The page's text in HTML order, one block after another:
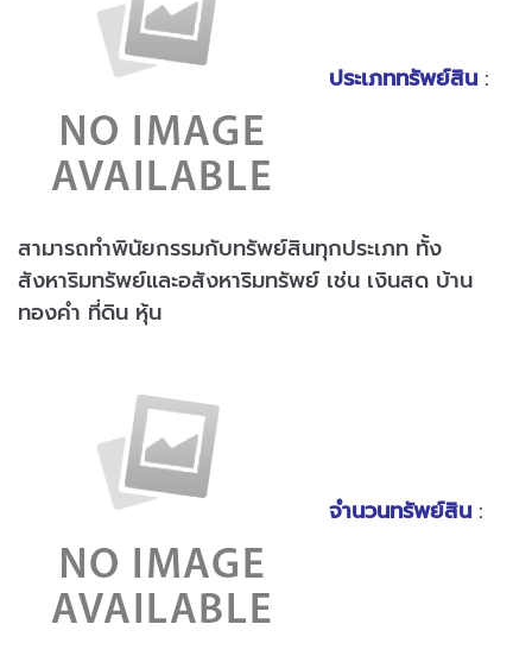
ประเภททรัพย์สิน :
สามารถทำพินัยกรรมกับทรัพย์สินทุกประเภท ทั้ง
สังหาริมทรัพย์และอสังหาริมทรัพย์ เช่น เงินสด บ้าน
ทองคำ ที่ดิน หุ้น
จำนวนทรัพย์สิน :